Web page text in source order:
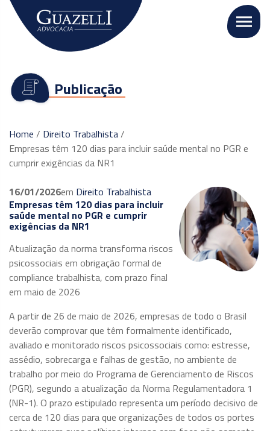
Publicação
Home / Direito Trabalhista/
Empresas têm 120 dias para incluir saúde mental no PGR e
cumprir exigências da NR1
16/01/2026em Direito Trabalhista
Empresas têm 120 dias para incluir
saúde mental no PGR e cumprir
exigências da NR1
Atualização da norma transforma riscos
psicossociais em obrigação formal de
compliance trabalhista, com prazo final
em maio de 2026
A partir de 26 de maio de 2026, empresas de todo o Brasil
deverão comprovar que têm formalmente identificado,
avaliado e monitorado riscos psicossociais como: estresse,
assédio, sobrecarga e falhas de gestão, no ambiente de
trabalho por meio do Programa de Gerenciamento de Riscos
(PGR), segundo a atualização da Norma Regulamentadora 1
(NR-1). O prazo estipulado representa um período decisivo de
cerca de 120 dias para que organizações de todos os portes